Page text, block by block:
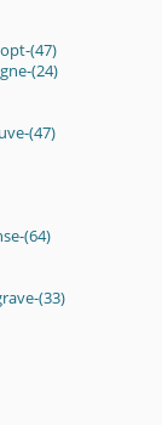
(47)
(24)
(47)
(64)
(33)